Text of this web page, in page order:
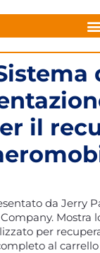
il
da Jerry
Mostra
per
al